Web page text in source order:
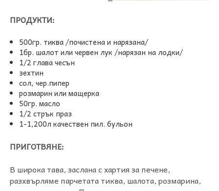
ПРОДУКТИ:
500гр. тиква /почистена и нарязана/
1бр. шалот или червен лук /нарязан на лодки/
1/2 глава чесън
зехтин
сол, чер.пипер
розмарин или мащерка
50гр. масло
1/2 стрък праз
1-1,200л качествен пил. бульон
ПРИГОТВЯНЕ:
В широка тава, заслана с хартия за печене,
разхвърляме парчетата тиква, шалота, розмарина,